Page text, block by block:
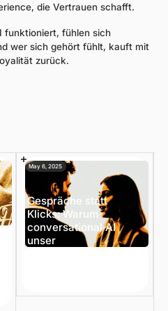
die Vertrauen schafft.
funktioniert, fühlen sich
wer sich gehört fühlt, kauft mit
zurück.
May 6, 2025
Gespräche statt
Klicks: Warum
conversational AI
unser